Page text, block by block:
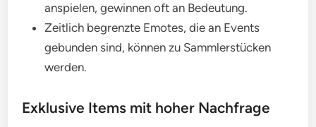
anspielen, gewinnen oft an Bedeutung.
Zeitlich begrenzte Emotes, die an Events
gebunden sind, können zu Sammlerstücken
werden.
Exklusive Items mit hoher Nachfrage